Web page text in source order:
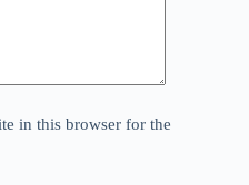
in this browser for the